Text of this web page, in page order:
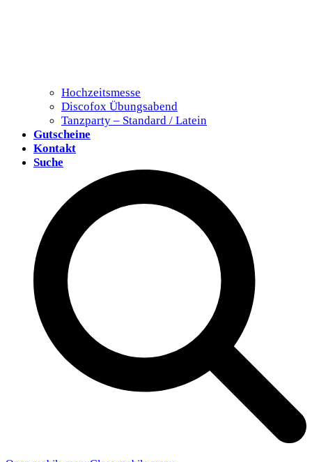
Hochzeitsmesse
Discofox Übungsabend
Tanzparty – Standard / Latein
Gutscheine
Kontakt
Suche